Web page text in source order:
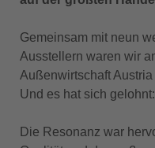
Gemeinsam mit neun
Ausstellern waren wir
Außenwirtschaft
Und es hat sich gelohnt:
Die Resonanz war